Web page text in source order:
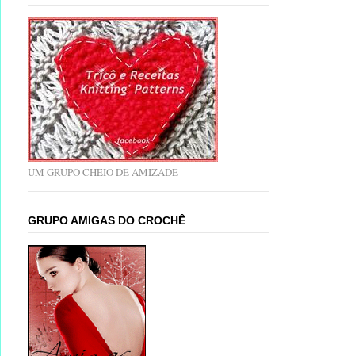
UM GRUPO CHEIO DE AMIZADE
GRUPO AMIGAS DO CROCHÊ